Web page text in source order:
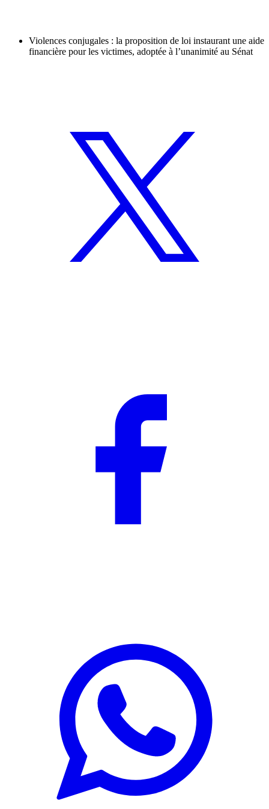
Violences conjugales : la proposition de loi instaurant une aide
financière pour les victimes, adoptée à l’unanimité au Sénat